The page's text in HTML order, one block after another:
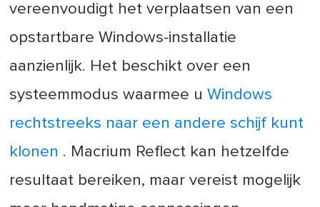
vereenvoudigt het verplaatsen van een
opstartbare Windows-installatie
aanzienlijk. Het beschikt over een
systeemmodus waarmee uWindows
rechtstreeks naar een andere schijf kunt
klonen . Macrium Reflect kan hetzelfde
resultaat bereiken, maar vereist mogelijk